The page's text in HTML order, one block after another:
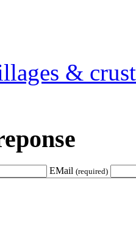
&
EMail (required)